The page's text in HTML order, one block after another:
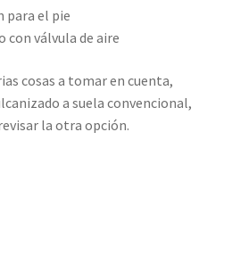
para el pie
con válvula de aire
cosas a tomar en cuenta,
a suela convencional,
la otra opción.